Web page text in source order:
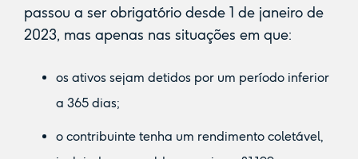
passou a ser obrigatório desde 1 de janeiro de
2023, mas apenas nas situações em que:
os ativos sejam detidos por um período inferior
a 365 dias;
o contribuinte tenha um rendimento coletável,